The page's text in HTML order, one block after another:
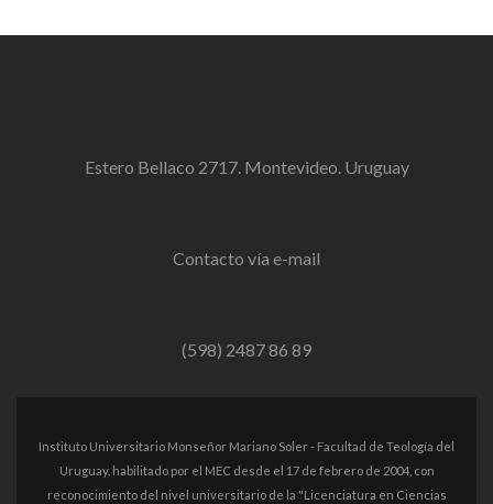
Estero Bellaco 2717. Montevideo. Uruguay
Contacto vía e-mail
(598) 2487 86 89
Instituto Universitario Monseñor Mariano Soler - Facultad de Teología del
Uruguay, habilitado por el MEC desde el 17 de febrero de 2004, con
reconocimiento del nivel universitario de la "Licenciatura en Ciencias